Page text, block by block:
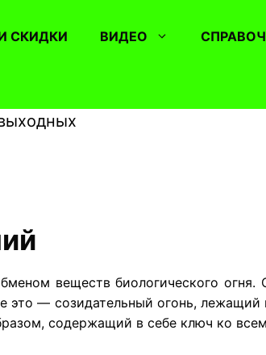
СКИДКИ ВИДЕО
веществ биологического огня.
— созидательный огонь, лежащий
содержащий в себе ключ ко